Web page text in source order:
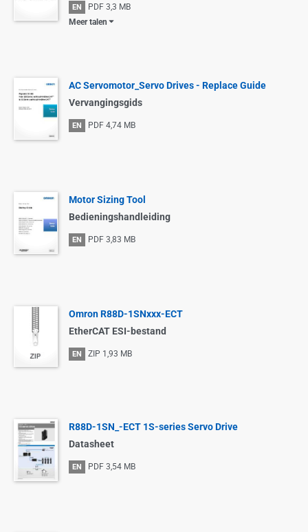
EN PDF 3,3 MB
Meer talen
AC Servomotor_Servo Drives - Replace Guide
Vervangingsgids
EN PDF 4,74 MB
Motor Sizing Tool
Bedieningshandleiding
EN PDF 3,83 MB
Omron R88D-1SNxxx-ECT
EtherCAT ESI-bestand
EN ZIP 1,93 MB
R88D-1SN_-ECT 1S-series Servo Drive
Datasheet
EN PDF 3,54 MB